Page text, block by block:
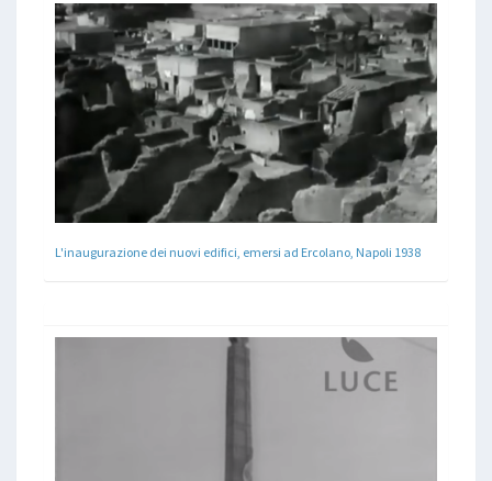
L'inaugurazione dei nuovi edifici, emersi ad Ercolano, Napoli 1938